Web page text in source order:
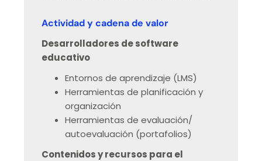
Actividad y cadena de valor
Desarrolladores de software
educativo
Entornos de aprendizaje (LMS)
Herramientas de planificación y
organización
Herramientas de evaluación/
autoevaluación (portafolios)
Contenidos y recursos para el